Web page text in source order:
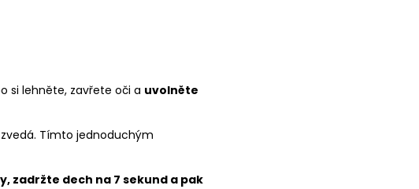
si lehněte, zavřete oči a uvolněte
Tímto jednoduchým
zadržte dech na 7 sekund a pak